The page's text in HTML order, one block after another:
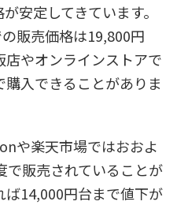
安定してきています。
販売価格は19,800円
店やオンラインストアで
入できることがありま
や楽天市場ではおおよ
で販売されていることが
14,000円台まで値下が